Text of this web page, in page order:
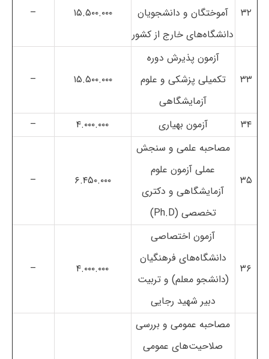
۳۲
آموختگان و دانشجویان
دانشگاه‌های خارج از کشور
۱۵.۵۰۰.۰۰۰ –
۳۳
آزمون پذیرش دوره
تکمیلی پزشکی و علوم
آزمایشگاهی
۱۵.۵۰۰.۰۰۰ –
۳۴ آزمون بهیاری ۴.۰۰۰.۰۰۰ –
۳۵
مصاحبه علمی و سنجش
عملی آزمون علوم
آزمایشگاهی و دکتری
تخصصی (Ph.D)
۶.۴۵۰.۰۰۰ –
۳۶
آزمون اختصاصی
دانشگاه‌های فرهنگیان
(دانشجو معلم) و تربیت
دبیر شهید رجایی
۴.۰۰۰.۰۰۰ –
مصاحبه عمومی و بررسی
صلاحیت‌های عمومی